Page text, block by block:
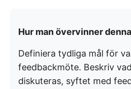
Hur man övervinner
Definiera tydliga mål för
feedbackmöte. Beskriv
diskuteras, syftet med